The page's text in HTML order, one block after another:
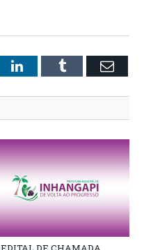
LinkedInTumblr Email